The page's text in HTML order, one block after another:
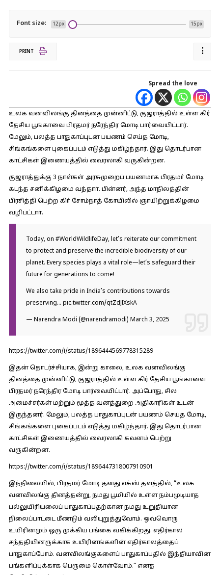
Font size: 12px 15px
PRINT
Spread the love
உலக வனவிலங்கு தினத்தை முன்னிட்டு, குஜராத்தில் உள்ள கிர்
தேசிய பூங்காவை பிரதமர் நரேந்திர மோடி பார்வையிட்டார்.
மேலும், பலத்த பாதுகாப்புடன் பயணம் செய்த மோடி,
சிங்கங்களை புகைப்படம் எடுத்து மகிழ்ந்தார். இது தொடர்பான
காட்சிகள் இணையத்தில் வைரலாகி வருகின்றன.
குஜராத்துக்கு 3 நாள்கள் அரசுமுறைப் பயணமாக பிரதமா் மோடி
கடந்த சனிக்கிழமை வந்தாா். பின்னர், அந்த மாநிலத்தின்
பிரசித்தி பெற்ற கிா் சோம்நாத் கோயிலில் ஞாயிற்றுக்கிழமை
வழிபட்டாா்.
Today, on #WorldWildlifeDay, let’s reiterate our commitment
to protect and preserve the incredible biodiversity of our
planet. Every species plays a vital role—let’s safeguard their
future for generations to come!
We also take pride in India’s contributions towards
preserving… pic.twitter.com/qtZdJlXskA
— Narendra Modi (@narendramodi) March 3, 2025
https://twitter.com/i/status/1896444569778315289
இதன் தொடர்ச்சியாக, இன்று காலை, உலக வனவிலங்கு
தினத்தை முன்னிட்டு, குஜராத்தில் உள்ள கிர் தேசிய பூங்காவை
பிரதமர் நரேந்திர மோடி பார்வையிட்டார். அப்போது, சில
அமைச்சர்கள் மற்றும் மூத்த வனத்துறை அதிகாரிகள் உடன்
இருந்தனர். மேலும், பலத்த பாதுகாப்புடன் பயணம் செய்த மோடி,
சிங்கங்களை புகைப்படம் எடுத்து மகிழ்ந்தார். இது தொடர்பான
காட்சிகள் இணையத்தில் வைரலாகி கவனம் பெற்று
வருகின்றன.
https://twitter.com/i/status/1896447318007910901
இந்நிலையில், பிரதமர் மோடி தனது எக்ஸ் தளத்தில், “உலக
வனவிலங்கு தினத்தன்று, நமது பூமியில் உள்ள நம்பமுடியாத
பல்லுயிரியலைப் பாதுகாப்பதற்கான நமது உறுதியான
நிலைப்பாட்டை மீண்டும் வலியுறுத்துவோம். ஒவ்வொரு
உயிரினமும் ஒரு முக்கிய பங்கை வகிக்கிறது. எதிர்கால
சந்ததியினருக்காக உயிரினங்களின் எதிர்காலத்தைப்
பாதுகாப்போம். வனவிலங்குகளைப் பாதுகாப்பதில் இந்தியாவின்
பங்களிப்புக்காக பெருமை கொள்வோம்.” எனத்